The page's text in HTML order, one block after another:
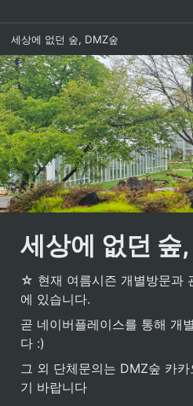
세상에 없던 숲, DMZ숲
세상에 없던 숲
☆ 현재 여름시즌 개별방문과
에 있습니다.
곧 네이버플레이스를 통해 개
다 :)
그 외 단체문의는 DMZ숲 카
기 바랍니다